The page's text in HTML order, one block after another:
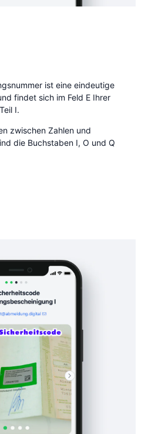
ist eine eindeutige
findet sich im Feld E Ihrer
I.
zwischen Zahlen und
die Buchstaben I, O und Q